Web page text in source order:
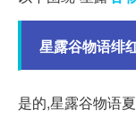
星露谷物语绯
是的,星露谷物语